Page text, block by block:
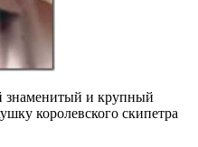
знаменитый и крупный
королевского скипетра